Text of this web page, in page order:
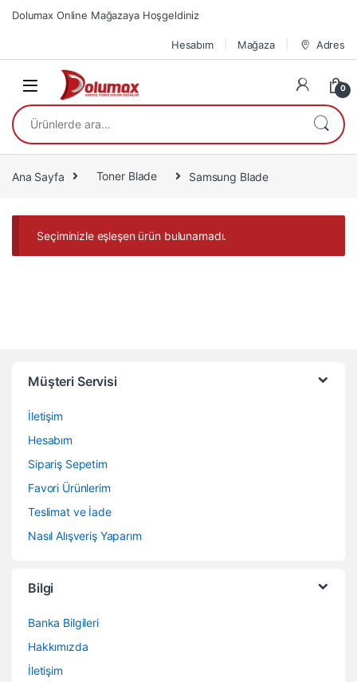
Skip to navigation
Skip to content
Dolumax Online Mağazaya Hoşgeldiniz
Hesabım Mağaza Adres
0
Ara:
Ana Sayfa Toner Blade Samsung Blade
Seçiminizle eşleşen ürün bulunamadı.
Müşteri Servisi
İletişim
Hesabım
Sipariş Sepetim
Favori Ürünlerim
Teslimat ve İade
Nasıl Alışveriş Yaparım
Bilgi
Banka Bilgileri
Hakkımızda
İletişim